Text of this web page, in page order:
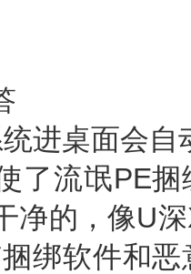
进桌面会
流氓PE捆
净的，像U
绑软件和